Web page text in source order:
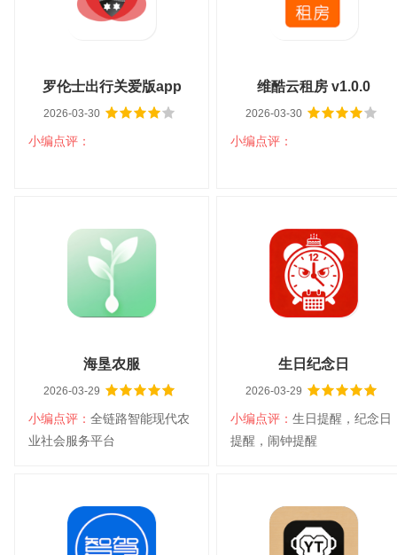
查看详情 查看详情
罗伦士出行关爱版app
v1.0.1
2026-03-30
小编点评：
v1.0.1
大小：24.52M
平台：安卓
分类：旅游出行
语言：中文
查看详情
扫码立即下载
维酷云租房 v1.0.0
2026-03-30
小编点评：
大小：40.61M
平台：安卓
分类：生活服务
语言：中文
查看详情
扫码立即下载
海垦农服
2026-03-29
小编点评： 全链路智能现代农
业社会服务平台
大小：38.67M
平台：安卓5.0
以上
分类：生活服务 语言：中文
生日纪念日
2026-03-29
小编点评： 生日提醒，纪念日
提醒，闹钟提醒
大小：1.56M
平台：安卓4.0
以上
分类：系统工具 语言：中文